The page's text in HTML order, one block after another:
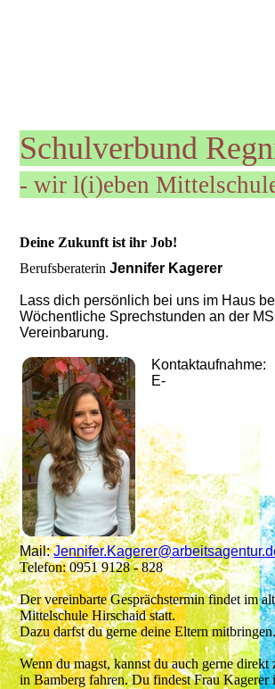
Schulverbund Re
- wir l(i)eben
Deine Zukunft ist ihr Job!
BerufsberaterinJennifer Kagerer
Lass dich persönlich bei uns im Haus
Wöchentliche Sprechstunden an der
Vereinbarung.
Kontaktaufnahme:
E-
Mail:
Telefon: 0951 9128 - 828
Der vereinbarte Gesprächstermin findet im
Mittelschule Hirschaid statt.
Dazu darfst du gerne deine Eltern
Wenn du magst, kannst du auch gerne direkt
in Bamberg fahren. Du findest Frau Kagerer